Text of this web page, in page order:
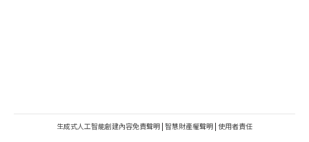
生成式人工智能創建內容免責聲明 | 智慧財產權聲明 | 使用者責任